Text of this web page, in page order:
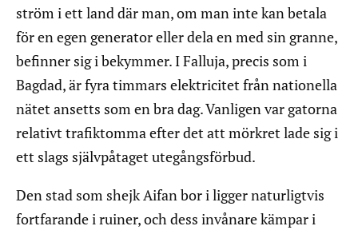
ström i ett land där man, om man inte kan betala
för en egen generator eller dela en med sin granne,
befinner sig i bekymmer. I Falluja, precis som i
Bagdad, är fyra timmars elektricitet från nationella
nätet ansetts som en bra dag. Vanligen var gatorna
relativt trafiktomma efter det att mörkret lade sig i
ett slags självpåtaget utegångsförbud.
Den stad som shejk Aifan bor i ligger naturligtvis
fortfarande i ruiner, och dess invånare kämpar i